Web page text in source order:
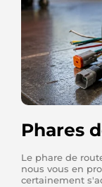
Phares
Le phare de
nous vous en
certainement